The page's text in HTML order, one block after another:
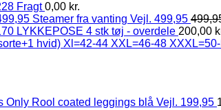
Fragt 0,00 kr.
Steamer fra vanting Vejl. 499,95
LYKKEPOSE 4 stk tøj - overdele 200,00
Only Rool coated leggings blå Vejl. 199,95